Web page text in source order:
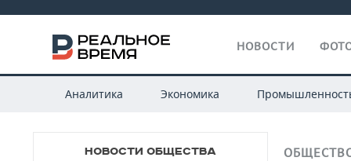
НОВОСТИ
Аналитика Экономика
НОВОСТИ ОБЩЕСТВА